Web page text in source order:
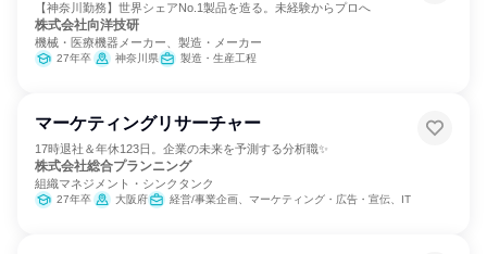
【神奈川勤務】世界シェアNo.1製品を造る。未経験からプロへ
株式会社向洋技研
機械・医療機器メーカー、製造・メーカー
27年卒 神奈川県 製造・生産工程
マーケティングリサーチャー
17時退社＆年休123日。企業の未来を予測する分析職✨
株式会社総合プランニング
組織マネジメント・シンクタンク
27年卒 大阪府 経営/事業企画、マーケティング・広告・宣伝、IT